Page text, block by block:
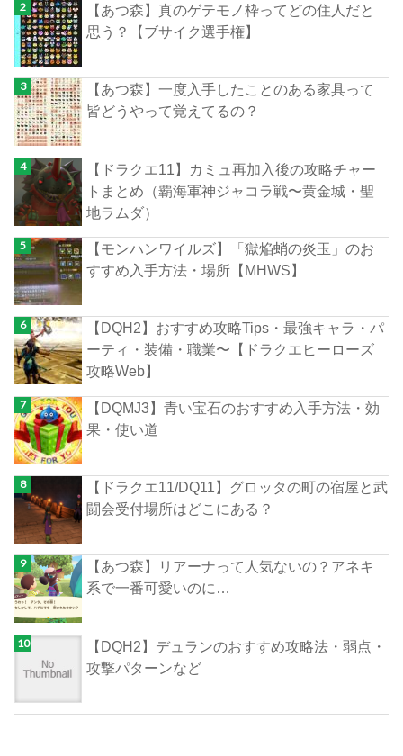
【あつ森】真のゲテモノ枠ってどの住人だと
思う？【ブサイク選手権】
【あつ森】一度入手したことのある家具って
皆どうやって覚えてるの？
【ドラクエ11】カミュ再加入後の攻略チャー
トまとめ（覇海軍神ジャコラ戦〜黄金城・聖
地ラムダ）
【モンハンワイルズ】「獄焔蛸の炎玉」のお
すすめ入手方法・場所【MHWS】
【DQH2】おすすめ攻略Tips・最強キャラ・パ
ーティ・装備・職業〜【ドラクエヒーローズ
攻略Web】
【DQMJ3】青い宝石のおすすめ入手方法・効
果・使い道
【ドラクエ11/DQ11】グロッタの町の宿屋と武
闘会受付場所はどこにある？
【あつ森】リアーナって人気ないの？アネキ
系で一番可愛いのに…
【DQH2】デュランのおすすめ攻略法・弱点・
攻撃パターンなど